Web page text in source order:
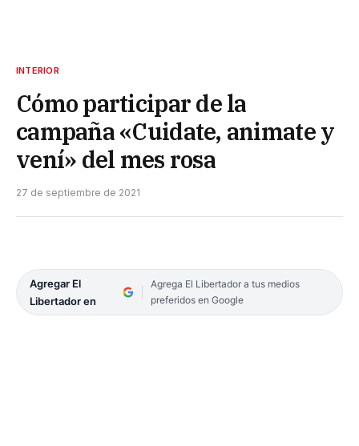
INTERIOR
Cómo participar de la
campaña «Cuidate, animate y
vení» del mes rosa
27 de septiembre de 2021
Agregar El
Libertador en
Agrega El Libertador a tus medios
preferidos en Google